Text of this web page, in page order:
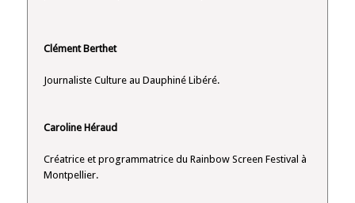
Clément Berthet
Journaliste Culture au Dauphiné Libéré.
Caroline Héraud
Créatrice et programmatrice du Rainbow Screen Festival à
Montpellier.